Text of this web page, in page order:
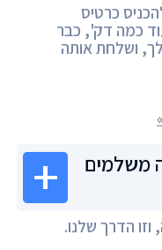
כרטיס
כמה דק', כבר
ושלחת אותה
משלמים
הדרך שלנו.